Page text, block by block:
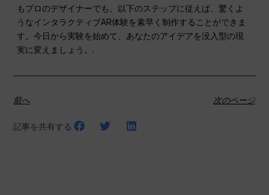
もプロのデザイナーでも、以下のステップに従えば、驚くよ
うなインタラクティブAR体験を素早く制作することができま
す。今日から実験を始めて、あなたのアイデアを没入型の現
実に変えましょう。.
前へ 次のページ
記事を共有する